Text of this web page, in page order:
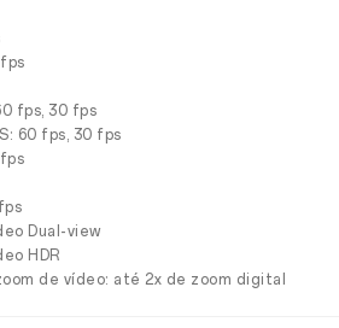
fps, 30 fps
60 fps, 30 fps
Dual-view
HDR
de vídeo: até 2x de zoom digital